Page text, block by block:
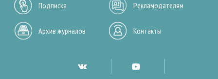
Подписка Рекламодателям
Архив журналов Контакты